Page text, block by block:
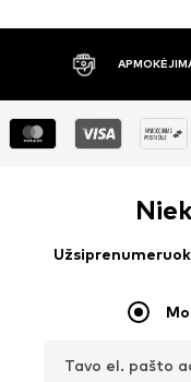
Tavo el. pašto